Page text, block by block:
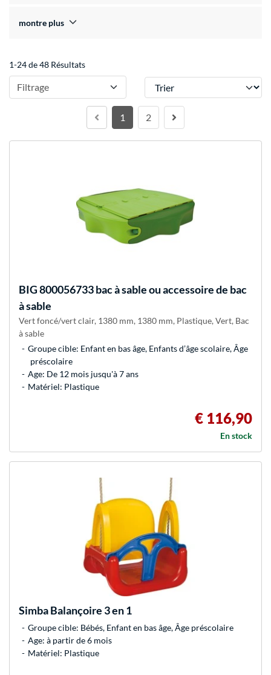
montre plus
1-24 de 48 Résultats
Filtrage Trier
1 2
BIG800056733 bac à sable ou accessoire de bac
à sable
Vert foncé/vert clair, 1380 mm, 1380 mm, Plastique, Vert, Bac
à sable
Groupe cible: Enfant en bas âge, Enfants d’âge scolaire, Âge
préscolaire
Age: De 12 mois jusqu'à 7 ans
Matériel: Plastique
€ 116,90
En stock
SimbaBalançoire 3 en 1
Groupe cible: Bébés, Enfant en bas âge, Âge préscolaire
Age: à partir de 6 mois
Matériel: Plastique